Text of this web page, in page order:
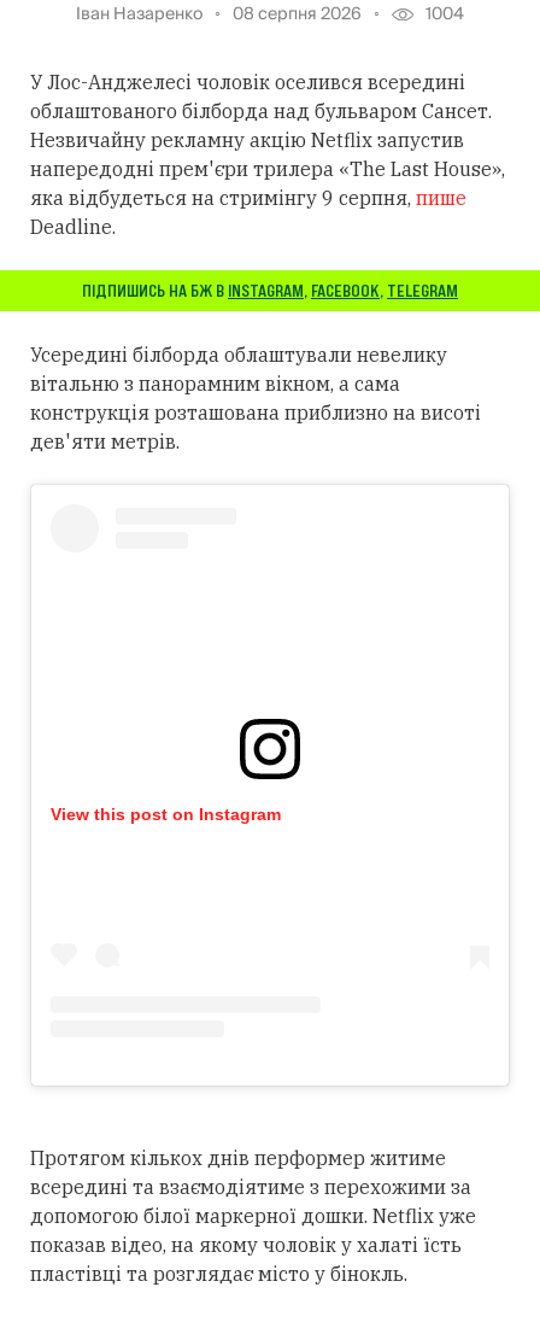
Іван Назаренко 08 серпня 2026 1004
У Лос-Анджелесі чоловік оселився всередині
облаштованого білборда над бульваром Сансет.
Незвичайну рекламну акцію Netflix запустив
напередодні прем'єри трилера «The Last House»,
яка відбудеться на стримінгу 9 серпня, пише
Deadline.
ПІДПИШИСЬ НА БЖ В INSTAGRAM, FACEBOOK, TELEGRAM
Усередині білборда облаштували невелику
вітальню з панорамним вікном, а сама
конструкція розташована приблизно на висоті
дев'яти метрів.
View this post on Instagram
Протягом кількох днів перформер житиме
всередині та взаємодіятиме з перехожими за
допомогою білої маркерної дошки. Netflix уже
показав відео, на якому чоловік у халаті їсть
пластівці та розглядає місто у бінокль.